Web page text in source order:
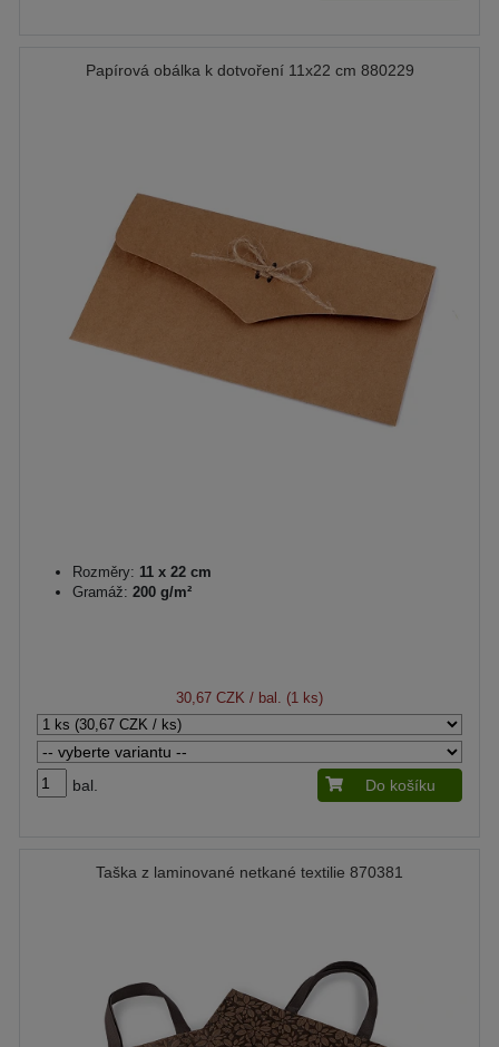
Papírová obálka k dotvoření 11x22 cm 880229
Rozměry: 11 x 22 cm
Gramáž: 200 g/m²
30,67 CZK / bal. (1 ks)
bal. Do košíku
Taška z laminované netkané textilie 870381